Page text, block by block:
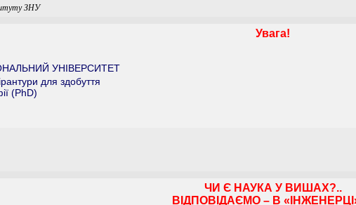
ЗНУ
Увага!
УНІВЕРСИТЕТ
для здобуття
(PhD)
ЧИ Є НАУКА У ВИШАХ?..
ВІДПОВІДАЄМО – В